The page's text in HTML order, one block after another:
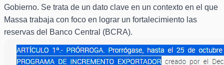
Gobierno. Se trata de un dato clave en un contexto en el que
Massa trabaja con foco en lograr un fortalecimiento las
reservas del Banco Central (BCRA).